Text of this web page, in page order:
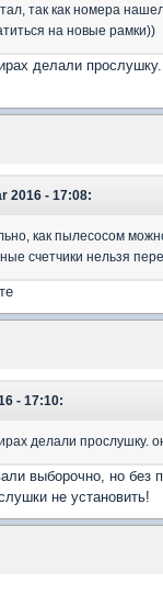
так как номера
на новые рамки))
делали
2016 - 17:08:
как пылесосом
счетчики нельзя
- 17:10:
делали прослушку.
выборочно, но без
не установить!